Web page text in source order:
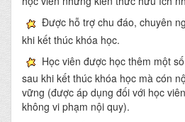
Được hỗ trợ chu đáo, chuyên
khi kết thúc khóa học.
Học viên được học thêm một
sau khi kết thúc khóa học mà cón
vững (được áp dụng đối với học
không vi phạm nội quy).